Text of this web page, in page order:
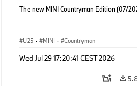
The new MINI Countryman Edition (07/
U25 · MINI · Countryman
Wed Jul 29 17:20:41 CEST 2026